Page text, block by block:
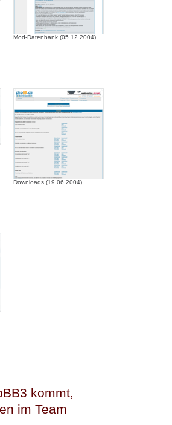
Mod-Datenbank (05.12.2004)
Downloads (19.06.2004)
kommt,
im Team